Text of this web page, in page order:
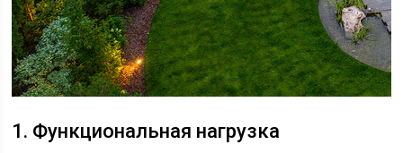
1. Функциональная нагрузка